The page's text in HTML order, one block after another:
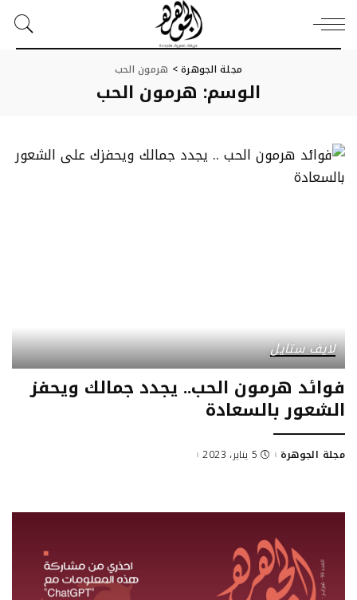
مجلة الجوهرة> هرمون الحب
الوسم: هرمون الحب
لايف ستايل
فوائد هرمون الحب.. يجدد جمالك ويحفز
الشعور بالسعادة
مجلة الجوهرة 5 يناير، 2023